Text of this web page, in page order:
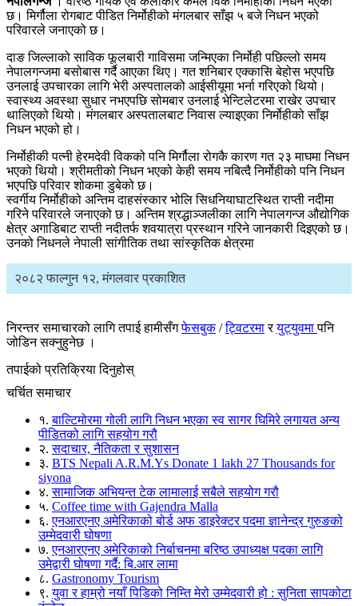
छ। मिर्गौला रोगबाट पीडित निर्मोहीको मंगलबार साँझ ५ बजे निधन भएको
परिवारले जनाएको छ।
दाङ जिल्लाको साविक फूलबारी गाविसमा जन्मिएका निर्मोही पछिल्लो समय
नेपालगन्जमा बसोबास गर्दै आएका थिए। गत शनिबार एक्कासि बेहोस भएपछि
उनलाई उपचारका लागि भेरी अस्पतालको आईसीयूमा भर्ना गरिएको थियो।
स्वास्थ्य अवस्था सुधार नभएपछि सोमबार उनलाई भेन्टिलेटरमा राखेर उपचार
थालिएको थियो। मंगलबार अस्पतालबाट निवास ल्याइएका निर्मोहीको साँझ
निधन भएको हो।
निर्मोहीकी पत्नी हेरमदेवी विकको पनि मिर्गौला रोगकै कारण गत २३ माघमा निधन
भएको थियो। श्रीमतीको निधन भएको केही समय नबित्दै निर्मोहीको पनि निधन
भएपछि परिवार शोकमा डुबेको छ।
स्वर्गीय निर्मोहीको अन्तिम दाहसंस्कार भोलि सिधनियाघाटस्थित राप्ती नदीमा
गरिने परिवारले जनाएको छ। अन्तिम श्रद्धाञ्जलीका लागि नेपालगन्ज औद्योगिक
क्षेत्र अगाडिबाट राप्ती नदीतर्फ शवयात्रा प्रस्थान गरिने जानकारी दिइएको छ।
उनको निधनले नेपाली सांगीतिक तथा सांस्कृतिक क्षेत्रमा
२०८२ फाल्गुन १२, मंगलवार प्रकाशित
निरन्तर समाचारको लागि तपाई हामीसँगफेसबुक/ट्विटरमारयुट्युवमापनि
जोडिन सक्नुहुनेछ ।
तपाईको प्रतिक्रिया दिनुहोस्
चर्चित समाचार
१.बाल्टिमोरमा गोली लागि निधन भएका स्व सागर घिमिरे लगायत अन्य
पीडितको लागि सहयोग गरौ
२.सदाचार, नैतिकता र सुशासन
३. BTS Nepali A.R.M.Ys Donate 1 lakh 27 Thousands for
siyona
४.सामाजिक अभियन्त टेक लामालाई सबैले सहयोग गरौ
५. Coffee time with Gajendra Malla
६.एनआरएनए अमेरिकाको बोर्ड अफ डाइरेक्टर पदमा ज्ञानेन्द्र गुरुङको
उम्मेदवारी घोषणा
७.एनआरएनए अमेरिकाको निर्बाचनमा बरिष्ठ उपाध्यक्ष पदका लागि
उमेद्वारी घोषणा गर्दै: बि.आर लामा
८. Gastronomy Tourism
९.युवा र हाम्रो नयाँ पिडिको निम्ति मेरो उम्मेदवारी हो : सुनिता सापकोटा